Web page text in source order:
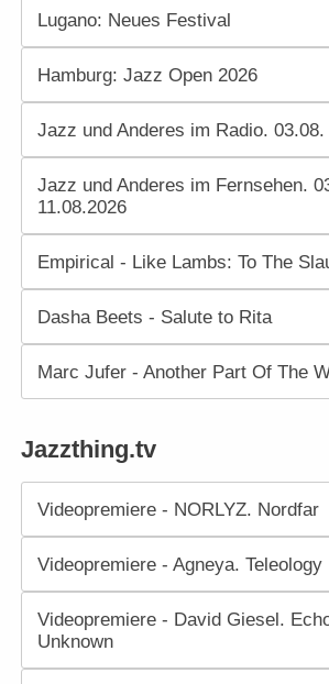
Lugano: Neues Festival
Hamburg: Jazz Open 2026
Jazz und Anderes im Radio.
Jazz und Anderes im Fernsehen.
11.08.2026
Empirical - Like Lambs: To The
Dasha Beets - Salute to Rita
Marc Jufer - Another Part Of The
Jazzthing.tv
Videopremiere - NORLYZ. Nordfar
Videopremiere - Agneya. Teleology
Videopremiere - David Giesel.
Unknown